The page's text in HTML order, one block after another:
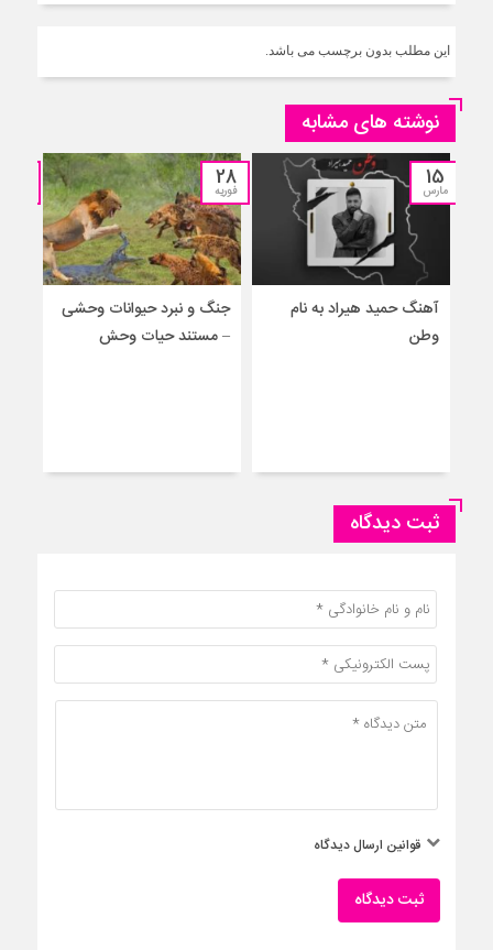
این مطلب بدون برچسب می باشد.
نوشته های مشابه
15
مارس
آهنگ حمید هیراد به نام
وطن
28
فوریه
جنگ و نبرد حیوانات وحشی
– مستند حیات وحش
ثبت دیدگاه
قوانین ارسال دیدگاه
ثبت دیدگاه